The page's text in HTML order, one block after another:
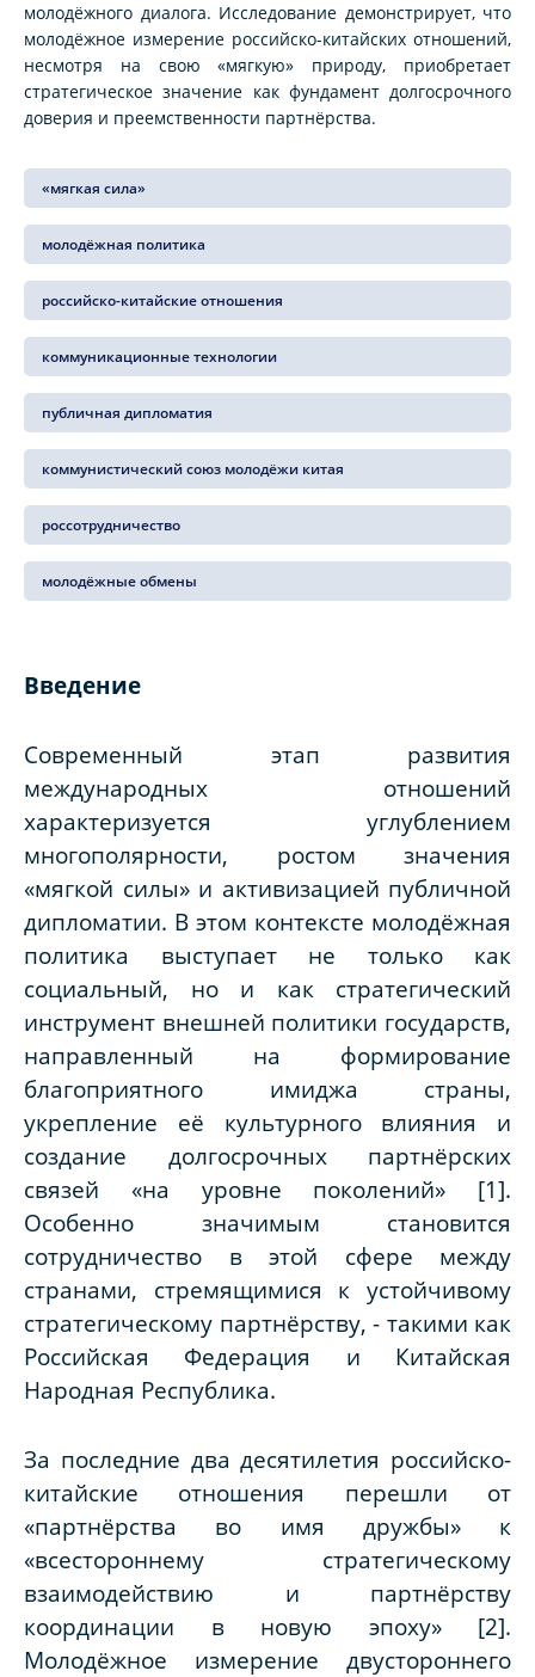
молодёжного диалога. Исследование демонстрирует, что
молодёжное измерение российско-китайских отношений,
несмотря на свою «мягкую» природу, приобретает
стратегическое значение как фундамент долгосрочного
доверия и преемственности партнёрства.
«мягкая сила»
молодёжная политика
российско-китайские отношения
коммуникационные технологии
публичная дипломатия
коммунистический союз молодёжи китая
россотрудничество
молодёжные обмены
Введение
Современный этап развития
международных отношений
характеризуется углублением
многополярности, ростом значения
«мягкой силы» и активизацией публичной
дипломатии. В этом контексте молодёжная
политика выступает не только как
социальный, но и как стратегический
инструмент внешней политики государств,
направленный на формирование
благоприятного имиджа страны,
укрепление её культурного влияния и
создание долгосрочных партнёрских
связей «на уровне поколений» [1].
Особенно значимым становится
сотрудничество в этой сфере между
странами, стремящимися к устойчивому
стратегическому партнёрству, - такими как
Российская Федерация и Китайская
Народная Республика.
За последние два десятилетия российско-
китайские отношения перешли от
«партнёрства во имя дружбы» к
«всестороннему стратегическому
взаимодействию и партнёрству
координации в новую эпоху» [2].
Молодёжное измерение двустороннего